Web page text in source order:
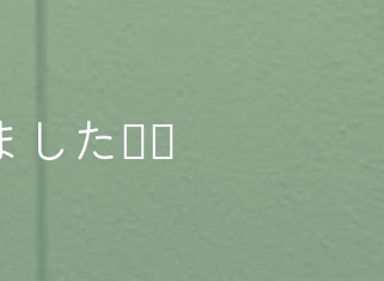
た👷‍♂️